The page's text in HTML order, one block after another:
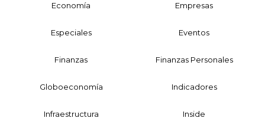
Economía Empresas
Especiales Eventos
Finanzas Finanzas Personales
Globoeconomía Indicadores
Infraestructura Inside